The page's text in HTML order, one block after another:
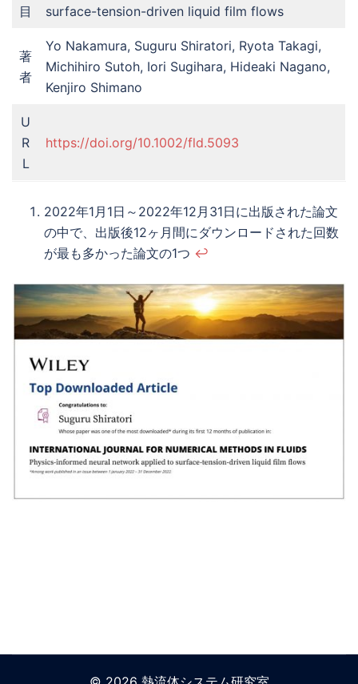
目
surface-tension-driven liquid film flows
著
者
Yo Nakamura, Suguru Shiratori, Ryota Takagi,
Michihiro Sutoh, Iori Sugihara, Hideaki Nagano,
Kenjiro Shimano
U
R
L
https://doi.org/10.1002/fld.5093
2022年1月1日～2022年12月31日に出版された論文
の中で、出版後12ヶ月間にダウンロードされた回数
が最も多かった論文の1つ ↩︎